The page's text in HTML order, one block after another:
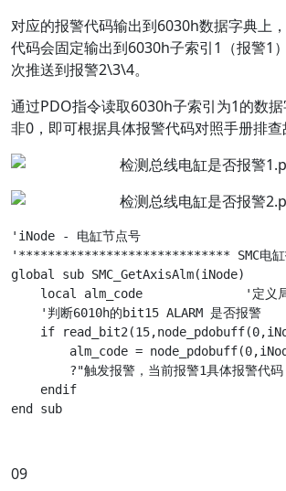
对应的报警代码输出到6030h数据字典上
代码会固定输出到6030h子索引1（报警1
次推送到报警2\3\4。
通过PDO指令读取6030h子索引为1的数
非0，即可根据具体报警代码对照手册排查
'iNode - 电缸节点号
'***************************** SMC电
global sub SMC_GetAxisAlm(iNode)
local alm_code		'定义局部变量
'判断6010h的bit15 ALARM 是否报警
if
alm_code = node_pdobuff(0,iNode,$6030,1,5)	'读取
?"触发报警，当前报警1具体报警代码
endif
09